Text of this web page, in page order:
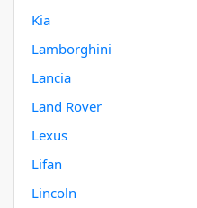
Kia
Lamborghini
Lancia
Land Rover
Lexus
Lifan
Lincoln